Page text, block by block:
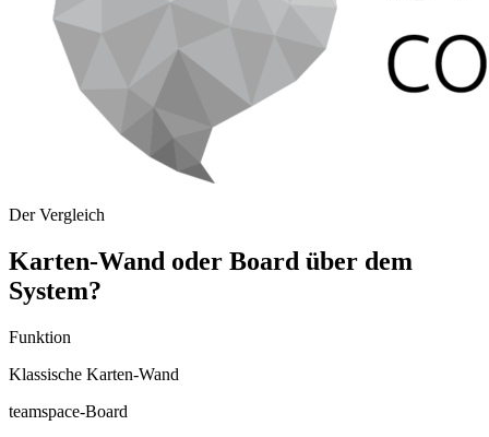
Der Vergleich
Karten-Wand oder Board über dem
System?
Funktion
Klassische Karten-Wand
teamspace-Board